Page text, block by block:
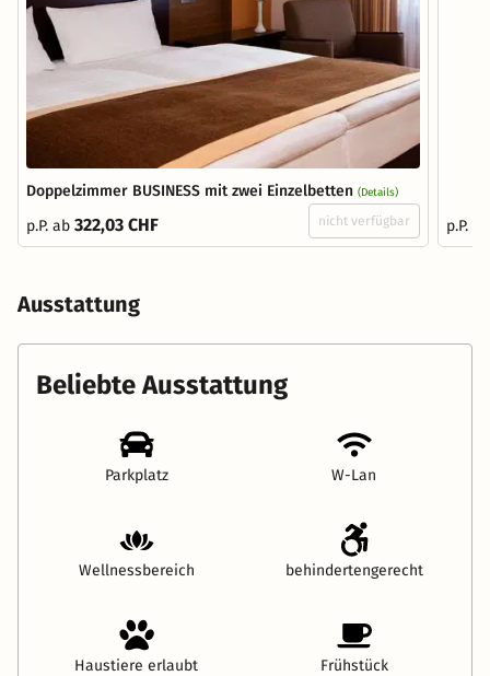
Doppelzimmer BUSINESS mit zwei Einzelbetten (Details)
p.P. ab 322,03 CHF nicht verfügbar p.P.
Ausstattung
Beliebte Ausstattung
Parkplatz W-Lan
Wellnessbereich behindertengerecht
Haustiere erlaubt Frühstück